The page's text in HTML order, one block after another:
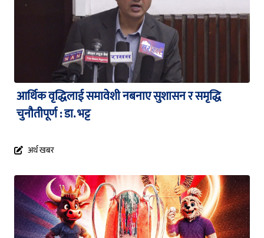
आर्थिक वृद्धिलाई समावेशी नबनाए सुशासन र समृद्धि
चुनौतीपूर्ण : डा. भट्ट
अर्थ खबर